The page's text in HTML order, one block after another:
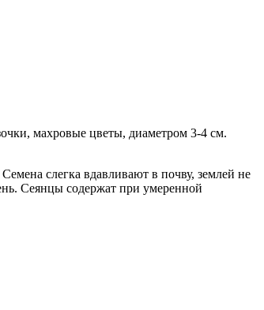
махровые цветы, диаметром 3-4 см.
слегка вдавливают в почву, землей не
Сеянцы содержат при умеренной